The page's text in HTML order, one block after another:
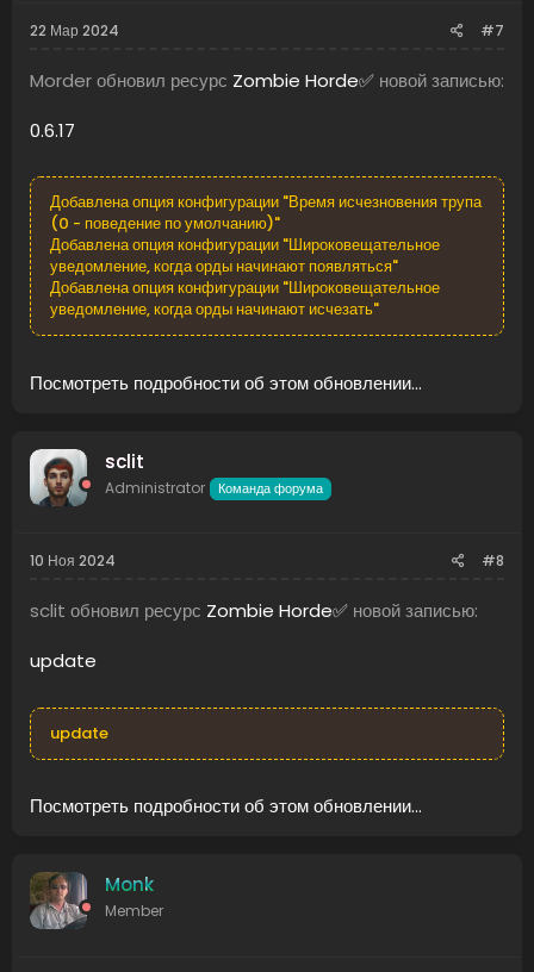
22 Мар 2024 #7
Morder обновил ресурс Zombie Horde✅ новой записью:
0.6.17
Добавлена опция конфигурации "Время исчезновения трупа
(0 - поведение по умолчанию)"
Добавлена опция конфигурации "Широковещательное
уведомление, когда орды начинают появляться"
Добавлена опция конфигурации "Широковещательное
уведомление, когда орды начинают исчезать"
Посмотреть подробности об этом обновлении...
sclit
Administrator Команда форума
10 Ноя 2024 #8
sclit обновил ресурс Zombie Horde✅ новой записью:
update
update
Посмотреть подробности об этом обновлении...
Monk
Member